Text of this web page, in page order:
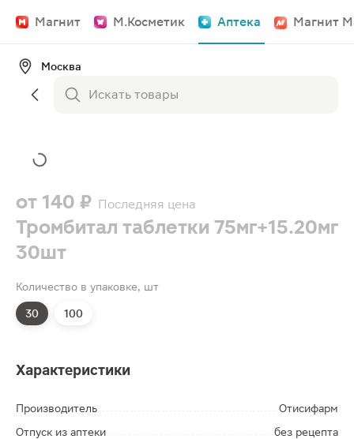
Магнит М.Косметик Аптека Магнит
Москва
от 140 ₽ Последняя цена
Тромбитал таблетки 75мг+15.20мг
30шт
Количество в упаковке, шт
30 100
Характеристики
Производитель
Отисифарм
Отпуск из аптеки
без рецепта